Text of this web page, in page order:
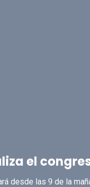
el
desde las 9 de la